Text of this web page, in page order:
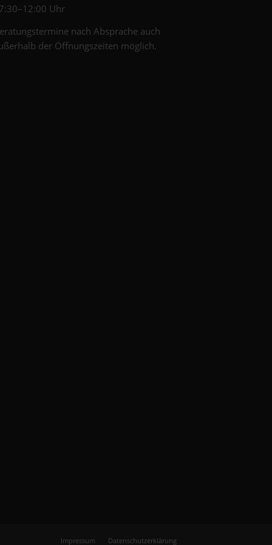
Uhr
nach Absprache auch
der Öffnungszeiten möglich.
Impressum Datenschutzerklärung